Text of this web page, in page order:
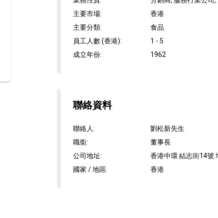
主要市場:
香港
主要分類:
食品
員工人數 (香港):
1 - 5
成立年份: 1962
聯絡資料
聯絡人:
劉松新先生
職銜:
董事長
公司地址:
香港中環 結志街14號
國家 / 地區: 香港